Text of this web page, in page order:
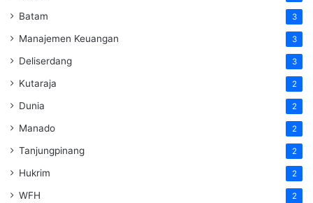
Batam 3
Manajemen Keuangan 3
Deliserdang 3
Kutaraja 2
Dunia 2
Manado 2
Tanjungpinang 2
Hukrim 2
WFH 2